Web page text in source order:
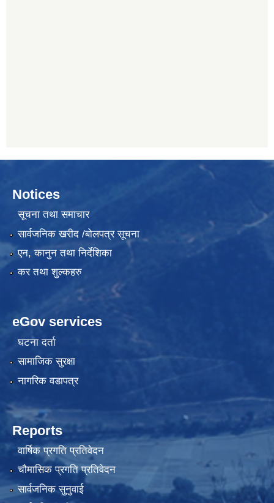
Notices
सूचना तथा समाचार
सार्वजनिक खरीद /बोलपत्र सूचना
एन, कानुन तथा निर्देशिका
कर तथा शुल्कहरु
eGov services
घटना दर्ता
सामाजिक सुरक्षा
नागरिक वडापत्र
Reports
वार्षिक प्रगति प्रतिवेदन
चौमासिक प्रगति प्रतिवेदन
सार्वजनिक सुनुवाई